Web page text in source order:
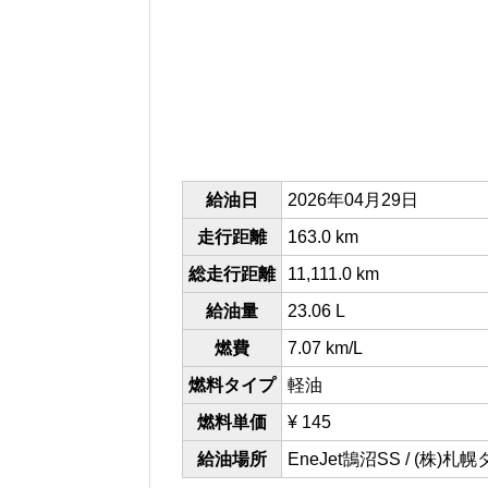
給油日
2026年04月29日
走行距離
163.0 km
総走行距離
11,111.0 km
給油量
23.06 L
燃費
7.07 km/L
燃料タイプ
軽油
燃料単価
¥ 145
給油場所
EneJet鵠沼SS / (株)札幌